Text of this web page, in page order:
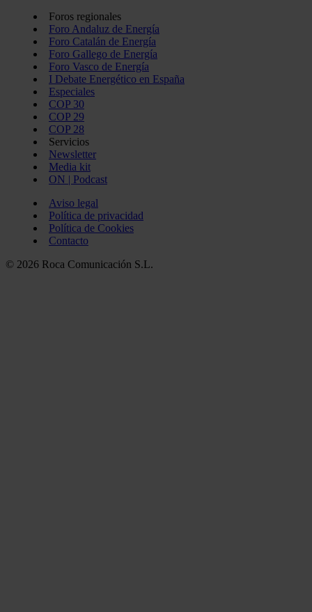
Foros regionales
Foro Andaluz de Energía
Foro Catalán de Energía
Foro Gallego de Energía
Foro Vasco de Energía
I Debate Energético en España
Especiales
COP 30
COP 29
COP 28
Servicios
Newsletter
Media kit
ON | Podcast
Aviso legal
Política de privacidad
Política de Cookies
Contacto
© 2026 Roca Comunicación S.L.